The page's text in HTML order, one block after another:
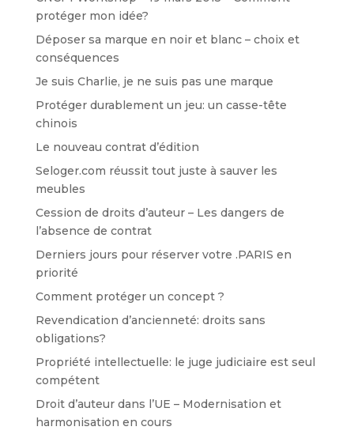
protéger mon idée?
Déposer sa marque en noir et blanc – choix et
conséquences
Je suis Charlie, je ne suis pas une marque
Protéger durablement un jeu: un casse-tête
chinois
Le nouveau contrat d’édition
Seloger.com réussit tout juste à sauver les
meubles
Cession de droits d’auteur – Les dangers de
l’absence de contrat
Derniers jours pour réserver votre .PARIS en
priorité
Comment protéger un concept ?
Revendication d’ancienneté: droits sans
obligations?
Propriété intellectuelle: le juge judiciaire est seul
compétent
Droit d’auteur dans l’UE – Modernisation et
harmonisation en cours